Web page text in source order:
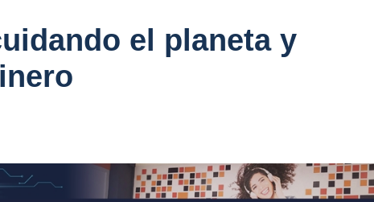
el planeta y